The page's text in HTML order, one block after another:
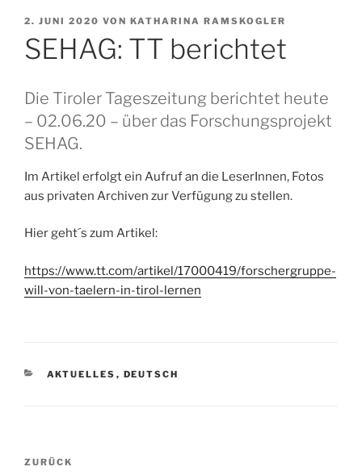
VERÖFFENTLICHT
2. JUNI 2020 VON KATHARINA RAMSKOGLER
SEHAG: TT berichtet
Die Tiroler Tageszeitung berichtet heute
– 02.06.20 – über das Forschungsprojekt
SEHAG.
Im Artikel erfolgt ein Aufruf an die LeserInnen, Fotos
aus privaten Archiven zur Verfügung zu stellen.
Hier geht´s zum Artikel:
https://www.tt.com/artikel/17000419/forschergruppe-
will-von-taelern-in-tirol-lernen
KATEGORIEN
AKTUELLES , DEUTSCH
Beitragsnavigation
Vorheriger
ZURÜCK